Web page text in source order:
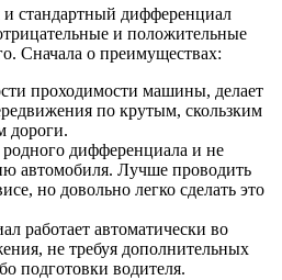
и стандартный дифференциал
и положительные
Сначала о преимуществах:
проходимости машины, делает
по крутым, скользким
дороги.
дифференциала и не
автомобиля. Лучше проводить
но довольно легко сделать это
работает автоматически во
не требуя дополнительных
подготовки водителя.